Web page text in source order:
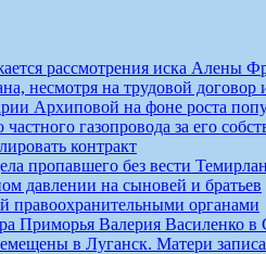
рассмотрения иска Алены
несмотря на трудовой договор
Архиповой на фоне роста
газопровода за его
контракт
пропавшего без вести
давлении на сыновей и братьев
правоохранительными органами
Приморья Валерия Василенко
в Луганск. Матери